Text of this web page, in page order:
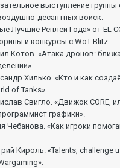
выступление группы
десантных войск.
Лучшие Реплеи Года» от EL
и конкурсы с WoT Blitz.
Котов. «Атака дронов:
Хилько. «Кто и как
of Tanks».
Свигло. «Движок CORE,
графики».
Чебанова. «Как игроки
Кироль. «Talents, challenge